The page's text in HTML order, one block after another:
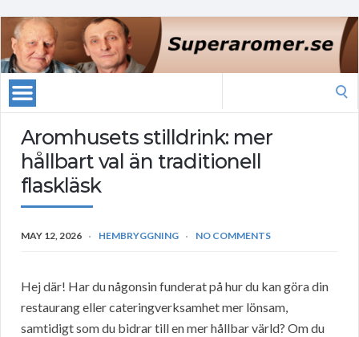
Aromhusets stilldrink: mer
hållbart val än traditionell
flaskläsk
MAY 12, 2026 HEMBRYGGNING NO COMMENTS
Hej där! Har du någonsin funderat på hur du kan göra din
restaurang eller cateringverksamhet mer lönsam,
samtidigt som du bidrar till en mer hållbar värld? Om du